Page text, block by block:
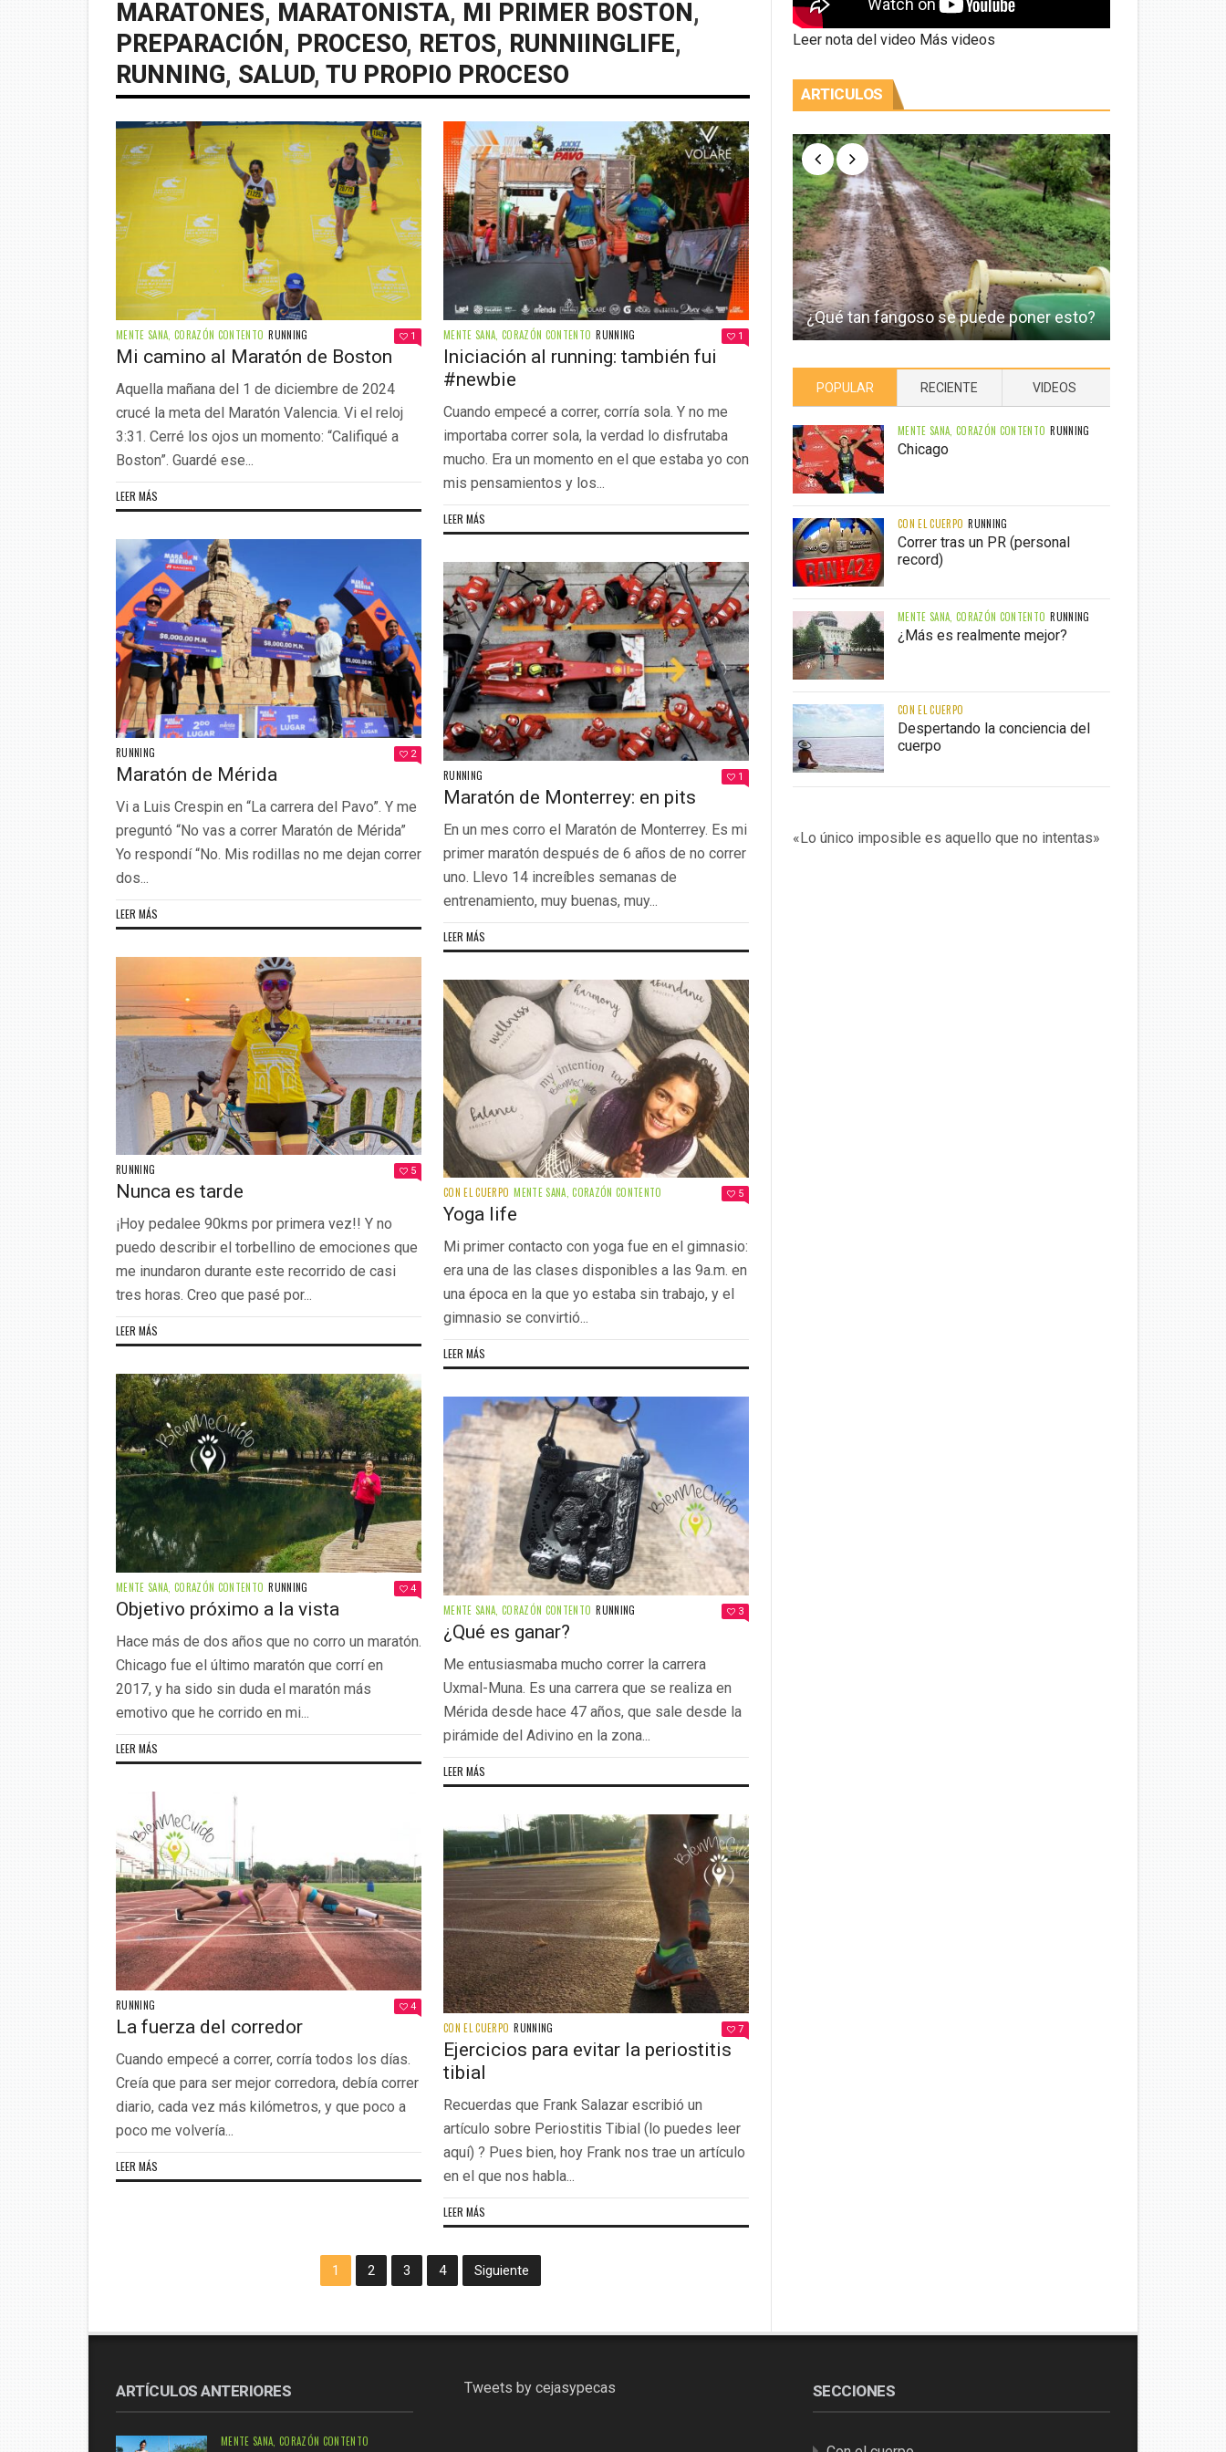
MARATONES, MARATONISTA, MI PRIMER BOSTON,
PREPARACIÓN, PROCESO, RETOS, RUNNIINGLIFE,
RUNNING, SALUD, TU PROPIO PROCESO
MENTE SANA, CORAZÓN CONTENTO RUNNING 1
Mi camino al Maratón de Boston
Aquella mañana del 1 de diciembre de 2024
crucé la meta del Maratón Valencia. Vi el reloj
3:31. Cerré los ojos un momento: “Califiqué a
Boston”. Guardé ese...
LEER MÁS
MENTE SANA, CORAZÓN CONTENTO RUNNING 1
Iniciación al running: también fui
#newbie
Cuando empecé a correr, corría sola. Y no me
importaba correr sola, la verdad lo disfrutaba
mucho. Era un momento en el que estaba yo con
mis pensamientos y los...
LEER MÁS
RUNNING 2
Maratón de Mérida
Vi a Luis Crespin en “La carrera del Pavo”. Y me
preguntó “No vas a correr Maratón de Mérida”
Yo respondí “No. Mis rodillas no me dejan correr
dos...
LEER MÁS
RUNNING 1
Maratón de Monterrey: en pits
En un mes corro el Maratón de Monterrey. Es mi
primer maratón después de 6 años de no correr
uno. Llevo 14 increíbles semanas de
entrenamiento, muy buenas, muy...
LEER MÁS
RUNNING 5
Nunca es tarde
¡Hoy pedalee 90kms por primera vez!! Y no
puedo describir el torbellino de emociones que
me inundaron durante este recorrido de casi
tres horas. Creo que pasé por...
LEER MÁS
CON EL CUERPO MENTE SANA, CORAZÓN CONTENTO 5
Yoga life
Mi primer contacto con yoga fue en el gimnasio:
era una de las clases disponibles a las 9a.m. en
una época en la que yo estaba sin trabajo, y el
gimnasio se convirtió...
LEER MÁS
MENTE SANA, CORAZÓN CONTENTO RUNNING 4
Objetivo próximo a la vista
Hace más de dos años que no corro un maratón.
Chicago fue el último maratón que corrí en
2017, y ha sido sin duda el maratón más
emotivo que he corrido en mi...
LEER MÁS
MENTE SANA, CORAZÓN CONTENTO RUNNING 3
¿Qué es ganar?
Me entusiasmaba mucho correr la carrera
Uxmal-Muna. Es una carrera que se realiza en
Mérida desde hace 47 años, que sale desde la
pirámide del Adivino en la zona...
LEER MÁS
RUNNING 4
La fuerza del corredor
Cuando empecé a correr, corría todos los días.
Creía que para ser mejor corredora, debía correr
diario, cada vez más kilómetros, y que poco a
poco me volvería...
LEER MÁS
CON EL CUERPO RUNNING 7
Ejercicios para evitar la periostitis
tibial
Recuerdas que Frank Salazar escribió un
artículo sobre Periostitis Tibial (lo puedes leer
aquí) ? Pues bien, hoy Frank nos trae un artículo
en el que nos habla...
LEER MÁS
1 2 3 4 Siguiente
Leer nota del video Más videos
ARTICULOS
¿Qué tan fangoso se puede poner esto?
POPULAR RECIENTE VIDEOS
MENTE SANA, CORAZÓN CONTENTO RUNNING
Chicago
CON EL CUERPO RUNNING
Correr tras un PR (personal
record)
MENTE SANA, CORAZÓN CONTENTO RUNNING
¿Más es realmente mejor?
CON EL CUERPO
Despertando la conciencia del
cuerpo
«Lo único imposible es aquello que no intentas»
ARTÍCULOS ANTERIORES
MENTE SANA, CORAZÓN CONTENTO
Tweets by cejasypecas SECCIONES